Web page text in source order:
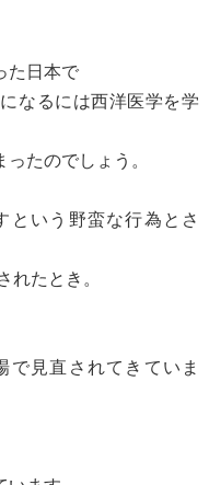
た日本で
なるには西洋医学を学
たのでしょう。
という野蛮な行為とさ
れたとき。
で見直されてきていま